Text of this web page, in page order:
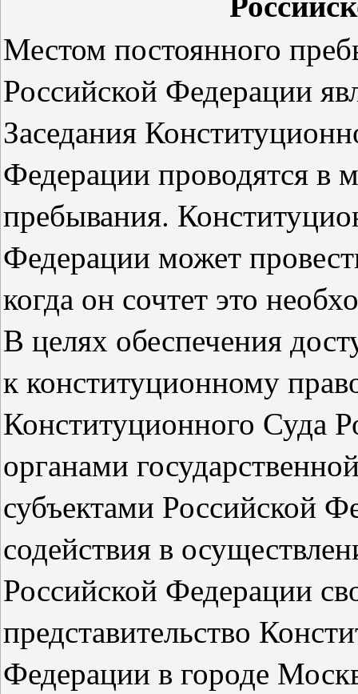
Местом постоянного
Российской Федерации
Заседания
Федерации проводятся в
пребывания.
Федерации может
когда он сочтет это
В целях обеспечения
к конституционному
Конституционного Суда
органами
субъектами Российской
содействия в
Российской Федерации
представительство
Федерации в городе